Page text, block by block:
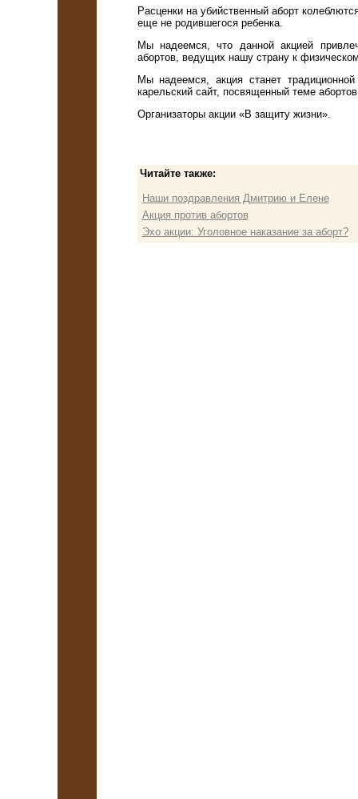
Расценки на убийственный аборт
еще не родившегося ребенка.
Мы надеемся, что данной акцией
абортов, ведущих нашу страну к
Мы надеемся, акция станет
карельский сайт, посвященный теме
Организаторы акции «В защиту жизни».
Читайте также:
Наши поздравления Дмитрию и Елене
Акция против абортов
Эхо акции: Уголовное наказание за аборт?